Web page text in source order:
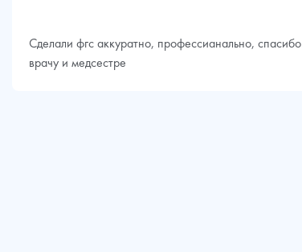
Сделали фгс аккуратно, профессианально, спасибо
врачу и медсестре